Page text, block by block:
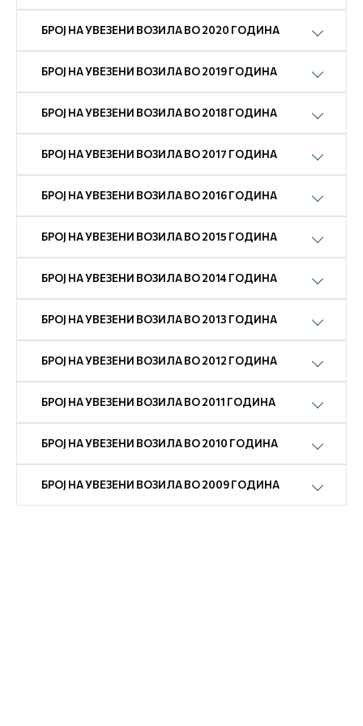
БРОЈ НА УВЕЗЕНИ ВОЗИЛА ВО 2020 ГОДИНА
БРОЈ НА УВЕЗЕНИ ВОЗИЛА ВО 2019 ГОДИНА
БРОЈ НА УВЕЗЕНИ ВОЗИЛА ВО 2018 ГОДИНА
БРОЈ НА УВЕЗЕНИ ВОЗИЛА ВО 2017 ГОДИНА
БРОЈ НА УВЕЗЕНИ ВОЗИЛА ВО 2016 ГОДИНА
БРОЈ НА УВЕЗЕНИ ВОЗИЛА ВО 2015 ГОДИНА
БРОЈ НА УВЕЗЕНИ ВОЗИЛА ВО 2014 ГОДИНА
БРОЈ НА УВЕЗЕНИ ВОЗИЛА ВО 2013 ГОДИНА
БРОЈ НА УВЕЗЕНИ ВОЗИЛА ВО 2012 ГОДИНА
БРОЈ НА УВЕЗЕНИ ВОЗИЛА ВО 2011 ГОДИНА
БРОЈ НА УВЕЗЕНИ ВОЗИЛА ВО 2010 ГОДИНА
БРОЈ НА УВЕЗЕНИ ВОЗИЛА ВО 2009 ГОДИНА